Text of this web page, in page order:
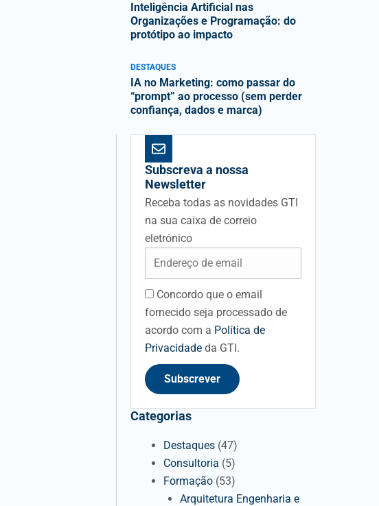
Inteligência Artificial nas
Organizações e Programação: do
protótipo ao impacto
DESTAQUES
IA no Marketing: como passar do
“prompt” ao processo (sem perder
confiança, dados e marca)
Subscreva a nossa
Newsletter
Receba todas as novidades GTI
na sua caixa de correio
eletrónico
acceptancefieldid
Concordo que o email
fornecido seja processado de
acordo com a Política de
Privacidade da GTI.
Subscrever
Categorias
Destaques (47)
Consultoria (5)
Formação (53)
Arquitetura Engenharia e